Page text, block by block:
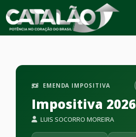
EMENDA IMPOSITIVA
Impositiva 2026
LUIS SOCORRO MOREIRA